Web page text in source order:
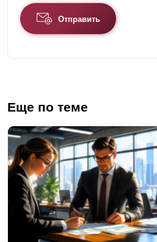
Отправить
Еще по теме